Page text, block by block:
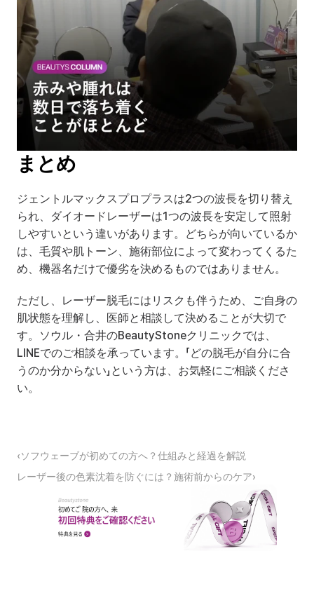
まとめ
ジェントルマックスプロプラスは2つの波長を切り替え
られ、ダイオードレーザーは1つの波長を安定して照射
しやすいという違いがあります。どちらが向いているか
は、毛質や肌トーン、施術部位によって変わってくるた
め、機器名だけで優劣を決めるものではありません。
ただし、レーザー脱毛にはリスクも伴うため、ご自身の
肌状態を理解し、医師と相談して決めることが大切で
す。ソウル・合井のBeautyStoneクリニックでは、
LINEでのご相談を承っています。「どの脱毛が自分に合
うのか分からない」という方は、お気軽にご相談くださ
い。
‹ソフウェーブが初めての方へ？仕組みと経過を解説
レーザー後の色素沈着を防ぐには？施術前からのケア›